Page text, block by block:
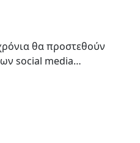
θα προστεθούν
social media…